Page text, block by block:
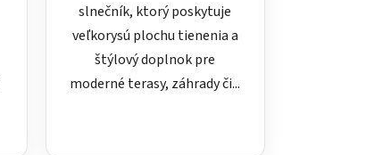
slnečník, ktorý poskytuje
veľkorysú plochu tienenia a
štýlový doplnok pre
moderné terasy, záhrady či...